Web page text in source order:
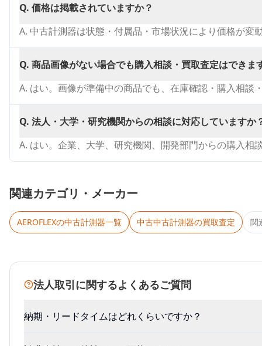
Q. 価格は掲載されていますか？
A. 中古計測器は状態・付属品・市場状況により価格が変
Q. 商品画像がない場合でも購入相談・買取査定はできま
A. はい。画像が準備中の商品でも、在庫確認・購入相
Q. 法人・大学・研究機関からの相談に対応していますか
A. はい。企業、大学、研究機関、開発部門からの購入
関連カテゴリ・メーカー
AEROFLEXの中古計測器一覧 中古中古計測器の買取査定 関
法人取引に関するよくあるご質問
納期・リードタイムはどれくらいですか？